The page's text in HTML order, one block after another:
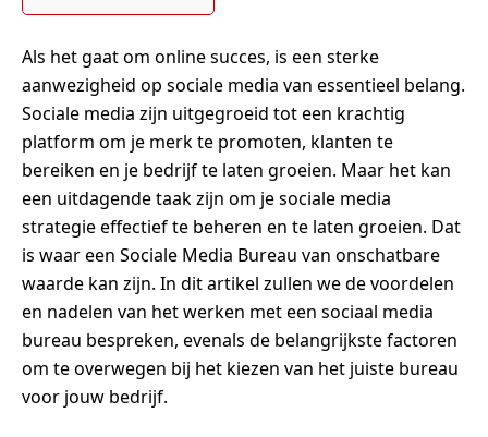
Als het gaat om online succes, is een sterke
aanwezigheid op sociale media van essentieel belang.
Sociale media zijn uitgegroeid tot een krachtig
platform om je merk te promoten, klanten te
bereiken en je bedrijf te laten groeien. Maar het kan
een uitdagende taak zijn om je sociale media
strategie effectief te beheren en te laten groeien. Dat
is waar een Sociale Media Bureau van onschatbare
waarde kan zijn. In dit artikel zullen we de voordelen
en nadelen van het werken met een sociaal media
bureau bespreken, evenals de belangrijkste factoren
om te overwegen bij het kiezen van het juiste bureau
voor jouw bedrijf.